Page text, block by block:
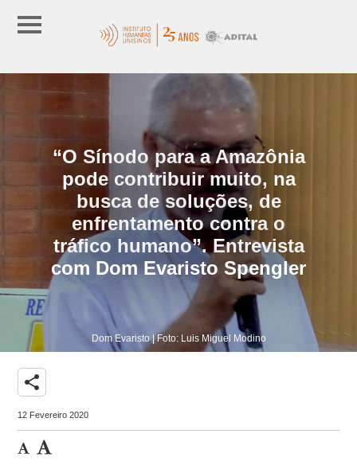
“O Sínodo para a Amazônia
pode contribuir muito, na
busca de soluções, de
enfrentamento contra o
tráfico humano”. Entrevista
com Dom Evaristo Spengler
Dom Evaristo | Foto: Luis Miguel Modino
share
12 Fevereiro 2020